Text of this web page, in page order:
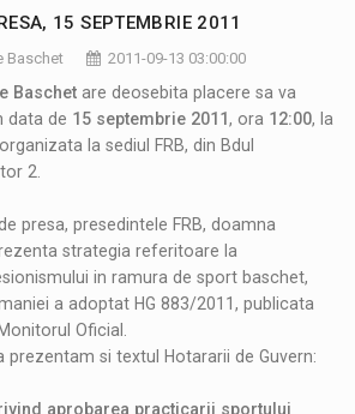
15 SEPTEMBRIE 2011
Baschet 2011-09-13 03:00:00
Baschetare deosebita placere sa va
data de 15 septembrie 2011, ora 12:00, la
organizata la sediul FRB, din Bdul
2.
presa, presedintele FRB, doamna
strategia referitoare la
in ramura de sport baschet,
a adoptat HG 883/2011, publicata
Oficial.
prezentam si textul Hotararii de Guvern:
aprobarea practicarii sportului